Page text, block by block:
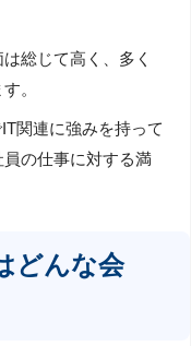
総じて高く、多く
。
関連に強みを持って
の仕事に対する満
どんな会